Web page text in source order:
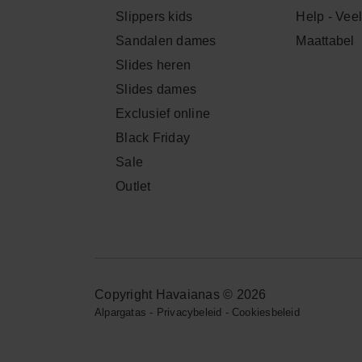
Slippers kids
Sandalen dames
Slides heren
Slides dames
Exclusief online
Black Friday
Sale
Outlet
Help -
Maattabel
Copyright Havaianas © 2026
Alpargatas - Privacybeleid - Cookiesbeleid